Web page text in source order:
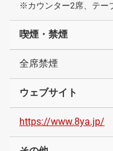
※カウンター2席、テー
喫煙・禁煙
全席禁煙
ウェブサイト
https://www.8ya.jp/